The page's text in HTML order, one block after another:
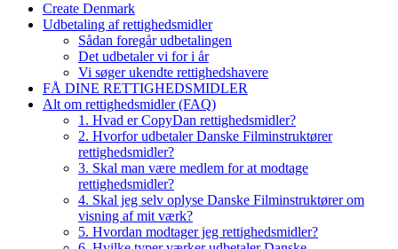
Create Denmark
Udbetaling af rettighedsmidler
Sådan foregår udbetalingen
Det udbetaler vi for i år
Vi søger ukendte rettighedshavere
FÅ DINE RETTIGHEDSMIDLER
Alt om rettighedsmidler (FAQ)
1. Hvad er CopyDan rettighedsmidler?
2. Hvorfor udbetaler Danske Filminstruktører
rettighedsmidler?
3. Skal man være medlem for at modtage
rettighedsmidler?
4. Skal jeg selv oplyse Danske Filminstruktører om
visning af mit værk?
5. Hvordan modtager jeg rettighedsmidler?